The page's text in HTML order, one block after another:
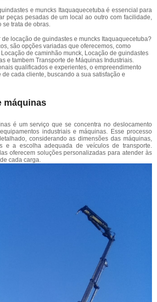
e muncks Itaquaquecetuba é essencial para
peças pesadas de um local ao outro com facilidade,
se trata de obras.
de locação de guindastes e muncks Itaquaquecetuba?
são opções variadas que oferecemos, como
de caminhão munck, Locação de guindastes
e tambem Transporte de Máquinas Industriais.
qualificados e experientes, o empreendimento
cada cliente, buscando a sua satisfação e
máquinas
é um serviço que se concentra no deslocamento
industriais e máquinas. Esse processo
considerando as dimensões das máquinas,
e a escolha adequada de veículos de transporte.
oferecem soluções personalizadas para atender às
cada carga.